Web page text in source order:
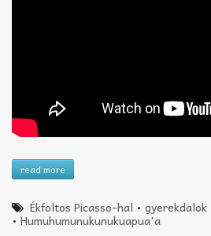
read more
Ékfoltos Picasso-hal •gyerekdalok
• Humuhumunukunukuapua'a